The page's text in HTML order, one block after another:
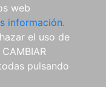
web
información.
el uso de
pulsando